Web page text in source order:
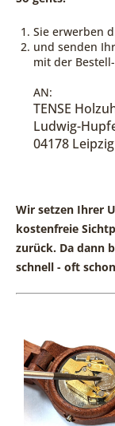
Sie erwerben
und senden
mit der
AN:
TENSE
Ludwig-
04178 Leipzig
Wir setzen Ihrer
kostenfreie
zurück. Da dann
schnell - oft